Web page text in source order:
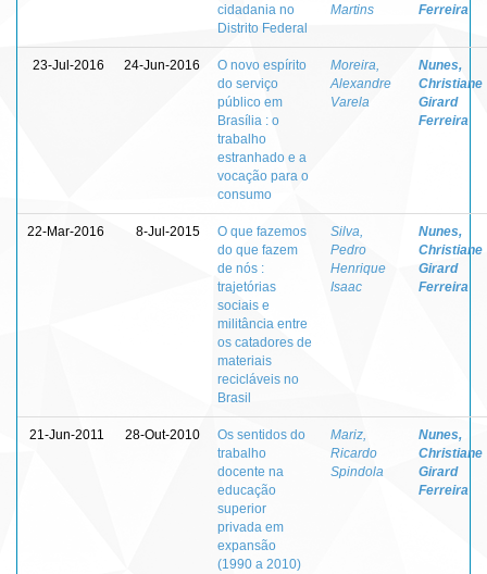
cidadania no
Distrito Federal
Martins
Ferreira
23-Jul-2016 24-Jun-2016
O novo espírito
do serviço
público em
Brasília : o
trabalho
estranhado e a
vocação para o
consumo
Moreira,
Alexandre
Varela
Nunes,
Christiane
Girard
Ferreira
22-Mar-2016 8-Jul-2015
O que fazemos
do que fazem
de nós :
trajetórias
sociais e
militância entre
os catadores de
materiais
recicláveis no
Brasil
Silva,
Pedro
Henrique
Isaac
Nunes,
Christiane
Girard
Ferreira
21-Jun-2011 28-Out-2010
Os sentidos do
trabalho
docente na
educação
superior
privada em
expansão
(1990 a 2010)
Mariz,
Ricardo
Spindola
Nunes,
Christiane
Girard
Ferreira